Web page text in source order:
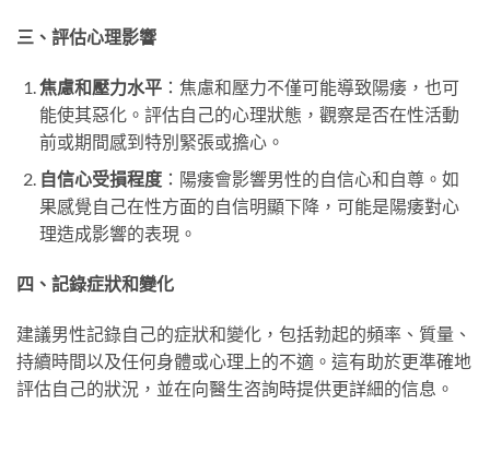
三、評估心理影響
焦慮和壓力水平：焦慮和壓力不僅可能導致陽痿，也可
能使其惡化。評估自己的心理狀態，觀察是否在性活動
前或期間感到特別緊張或擔心。
自信心受損程度：陽痿會影響男性的自信心和自尊。如
果感覺自己在性方面的自信明顯下降，可能是陽痿對心
理造成影響的表現。
四、記錄症狀和變化
建議男性記錄自己的症狀和變化，包括勃起的頻率、質量、
持續時間以及任何身體或心理上的不適。這有助於更準確地
評估自己的狀況，並在向醫生咨詢時提供更詳細的信息。